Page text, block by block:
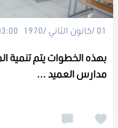
01 /كانون الثاني /1970 03:00 ص
بهذه الخطوات يتم تنمية
مدارس العميد ...